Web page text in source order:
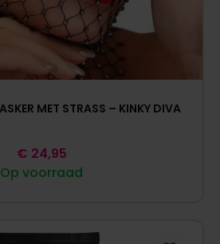
MET STRASS – KINKY DIVA
Op voorraad
€ 24,95